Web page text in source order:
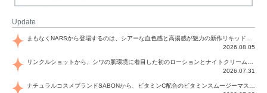
Update
2026.08.05
2026.07.31